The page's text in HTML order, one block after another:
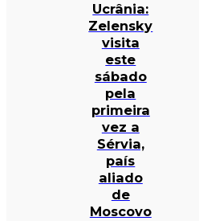
Ucrânia:
Zelensky
visita
este
sábado
pela
primeira
vez a
Sérvia,
país
aliado
de
Moscovo